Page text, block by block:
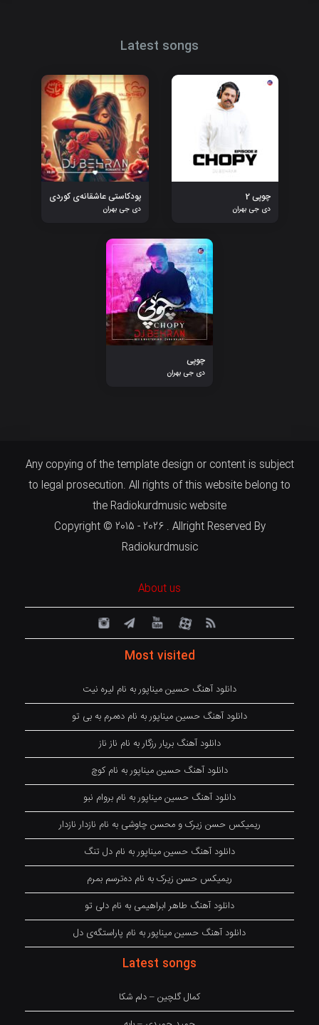
Latest songs
چوپی 2
دی جی بهران
پودکاستی عاشقانەی کوردی
دی جی بهران
چوپی
دی جی بهران
Any copying of the template design or content is subject
to legal prosecution. All rights of this website belong to
the Radiokurdmusic website
Copyright © 2015 - 2026 . Allright Reserved By
Radiokurdmusic
About us
Most visited
دانلود آهنگ حسین میناپور به نام لیره نیت
دانلود آهنگ حسین میناپور به نام دەمرم بە بی تو
دانلود آهنگ بریار رزگار به نام ناز ناز
دانلود آهنگ حسین میناپور به نام کوچ
دانلود آهنگ حسین میناپور به نام بروام نبو
ریمیکس حسن زیرک و محسن چاوشی به نام نازدار نازدار
دانلود آهنگ حسین میناپور به نام دل تنگ
ریمیکس حسن زیرک به نام دەترسم بمرم
دانلود آهنگ طاهر ابراهیمی به نام دلی تو
دانلود آهنگ حسین میناپور به نام پاراستگەی دل
Latest songs
کمال گلچین – دلم شکا